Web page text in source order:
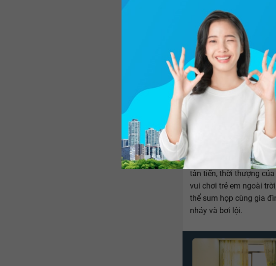
cuộc sống đô thị
Thấu hiểu nhu cầu của
hay các cặp vợ chồng
tân tiến, thời thượng của
vui chơi trẻ em ngoài
thể sum họp cùng gia
nhảy và bơi lội.